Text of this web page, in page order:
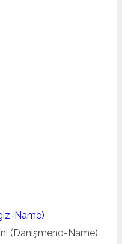
Name)
(Danişmend-Name)